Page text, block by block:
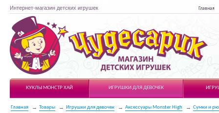
Интернет-магазин детских игрушек Главная
Чудесарик
КУКЛЫ МОНСТР ХАЙ
ИГРУШКИ ДЛЯ ДЕВОЧЕК
Главная Товары Игрушки для девочек Аксессуары Monster High Сумки и